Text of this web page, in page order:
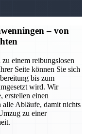
– von
einem reibungslosen
Seite können Sie sich
bis zum
wird. Wir
erstellen einen
alle Abläufe, damit nichts
zu einer